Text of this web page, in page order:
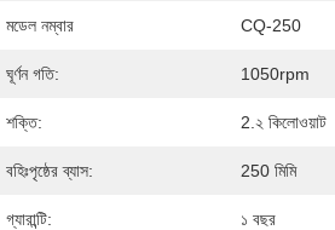
মডেল নম্বার CQ-250
ঘূর্ণন গতি: 1050rpm
শক্তি: 2.২ কিলোওয়াট
বহিঃপৃষ্ঠের ব্যাস: 250 মিমি
গ্যারান্টি: ১ বছর